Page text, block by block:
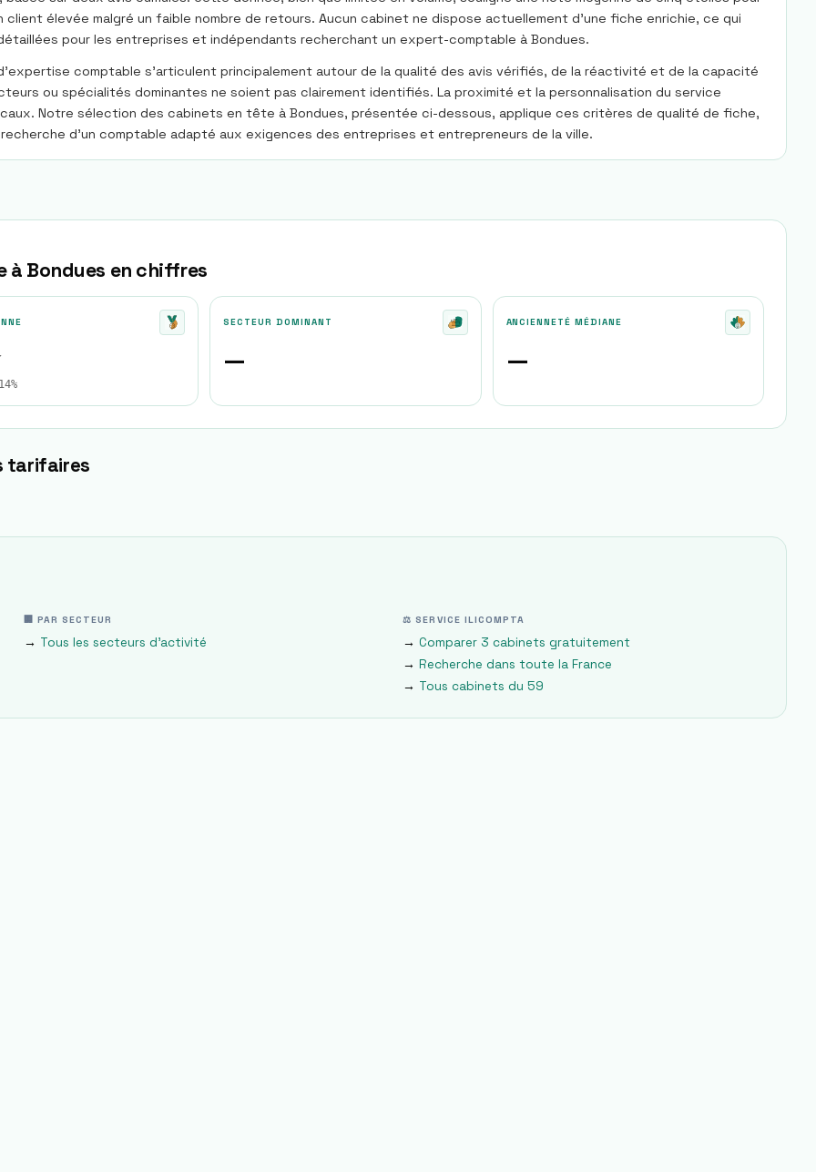
élevée malgré un faible nombre de retours. Aucun cabinet ne dispose actuellement d'une fiche enrichie, ce qui
pour les entreprises et indépendants recherchant un expert-comptable à Bondues.
comptable s'articulent principalement autour de la qualité des avis vérifiés, de la réactivité et de la capacité
ou spécialités dominantes ne soient pas clairement identifiés. La proximité et la personnalisation du service
Notre sélection des cabinets en tête à Bondues, présentée ci-dessous, applique ces critères de qualité de fiche,
d'un comptable adapté aux exigences des entreprises et entrepreneurs de la ville.
à Bondues en chiffres
SECTEUR DOMINANT
—
ANCIENNETÉ MÉDIANE
—
tarifaires
🏢 PAR SECTEUR
→ Tous les secteurs d'activité
⚖ SERVICE ILICOMPTA
→Comparer 3 cabinets gratuitement
→Recherche dans toute la France
→ Tous cabinets du59